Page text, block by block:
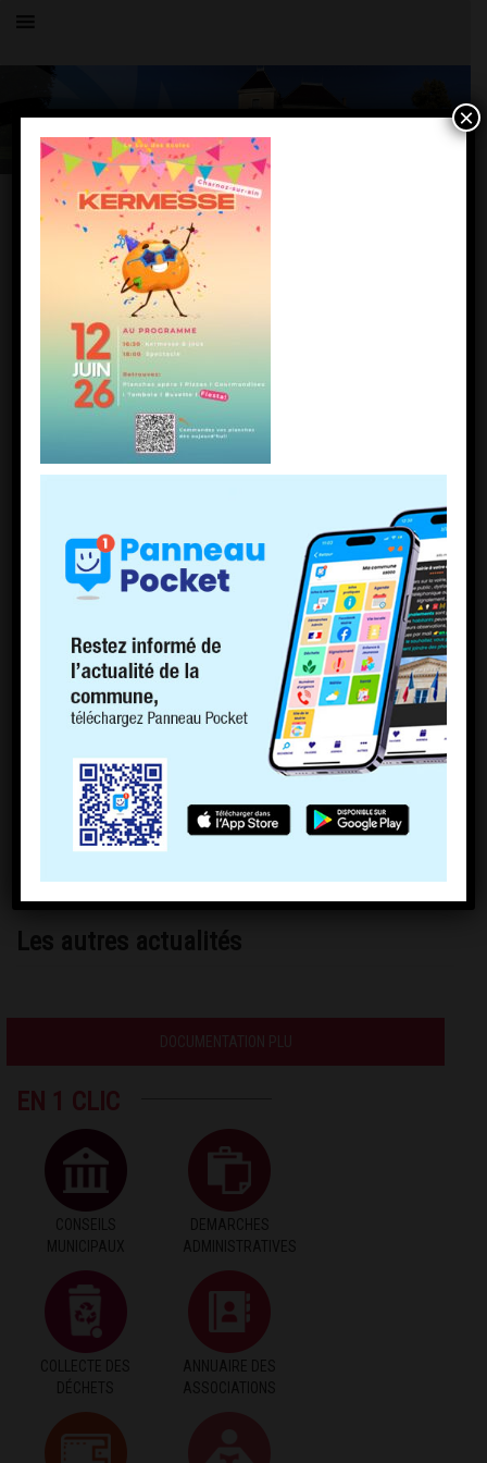
Toutes les actualités
LE VILLAGE
Sou des écoles – Kermesse26
27 mai 2026
Les autres actualités
DOCUMENTATION PLU
EN 1 CLIC
CONSEILS
MUNICIPAUX
DEMARCHES
ADMINISTRATIVES
COLLECTE DES
DÉCHETS
ANNUAIRE DES
ASSOCIATIONS
×